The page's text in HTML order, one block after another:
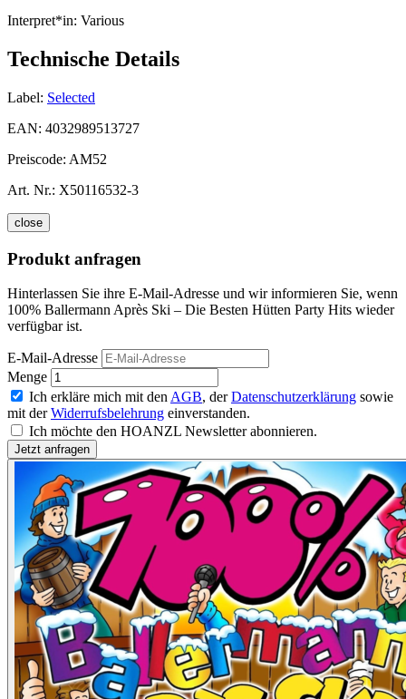
Interpret*in: Various
Technische Details
Label: Selected
EAN: 4032989513727
Preiscode: AM52
Art. Nr.: X50116532-3
close
Produkt anfragen
Hinterlassen Sie ihre E-Mail-Adresse und wir informieren Sie, wenn
100% Ballermann Après Ski – Die Besten Hütten Party Hits wieder
verfügbar ist.
E-Mail-Adresse
Menge
Ich erkläre mich mit den AGB, derDatenschutzerklärung sowie
mit derWiderrufsbelehrung einverstanden.
Ich möchte den HOANZL Newsletter abonnieren.